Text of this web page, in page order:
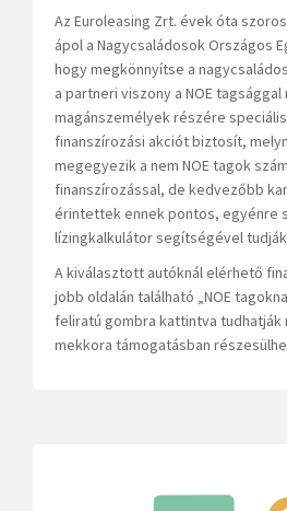
Az Euroleasing Zrt. évek óta
ápol a Nagycsaládosok Országos
hogy megkönnyítse a
a partneri viszony a NOE
magánszemélyek részére
finanszírozási akciót biztosít,
megegyezik a nem NOE tagok
finanszírozással, de kedvezőbb
érintettek ennek pontos, egyénre
lízingkalkulátor segítségével
A kiválasztott autóknál elérhető
jobb oldalán található „NOE
feliratú gombra kattintva tudhatják
mekkora támogatásban